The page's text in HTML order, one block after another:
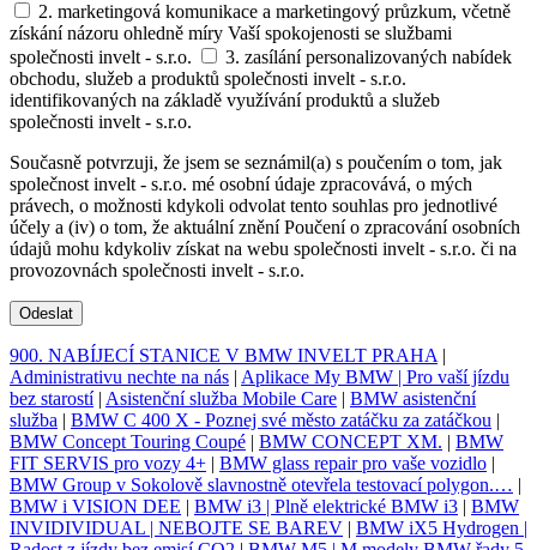
2. marketingová komunikace a marketingový průzkum, včetně
získání názoru ohledně míry Vaší spokojenosti se službami
společnosti invelt - s.r.o.
3. zasílání personalizovaných nabídek
obchodu, služeb a produktů společnosti invelt - s.r.o.
identifikovaných na základě využívání produktů a služeb
společnosti invelt - s.r.o.
Současně potvrzuji, že jsem se seznámil(a) s poučením o tom, jak
společnost invelt - s.r.o. mé osobní údaje zpracovává, o mých
právech, o možnosti kdykoli odvolat tento souhlas pro jednotlivé
účely a (iv) o tom, že aktuální znění Poučení o zpracování osobních
údajů mohu kdykoliv získat na webu společnosti invelt - s.r.o. či na
provozovnách společnosti invelt - s.r.o.
Odeslat
900. NABÍJECÍ STANICE V BMW INVELT PRAHA |
Administrativu nechte na nás | Aplikace My BMW | Pro vaší jízdu
bez starostí| Asistenční služba Mobile Care | BMW asistenční
služba | BMW C 400 X - Poznej své město zatáčku za zatáčkou |
BMW Concept Touring Coupé | BMW CONCEPT XM. | BMW
FIT SERVIS pro vozy 4+ | BMW glass repair pro vaše vozidlo |
BMW Group v Sokolově slavnostně otevřela testovací polygon.… |
BMW i VISION DEE | BMW i3 | Plně elektrické BMW i3 | BMW
INVIDIVIDUAL | NEBOJTE SE BAREV | BMW iX5 Hydrogen |